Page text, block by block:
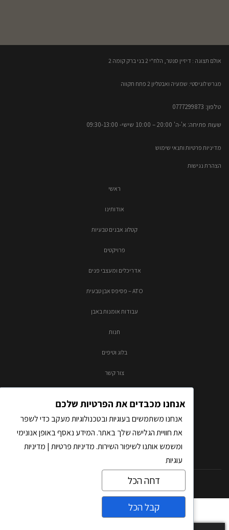
אולם תצוגה : דיזיין סנטר, הלח"י 2 בני ברק קומה 2​
מגרש לוגיסטי: שמעיה ואבטליון 2 פתח תקווה
טלפון: 0777299873​
שעות פתיחה: א'-ה' 20:00 – 10:00​​ שישי- 09:30-13:00
מדיניות פרטיות ותנאי שימוש
הצהרת נגישות
ראשי
אודותינו
קטלוג אבנים טבעיות
פרויקטים
אדריכלים ומעצבי פנים
ATO – פסיפס אבן טבעית
עבודות אומנות באבן
חנות
בלוג וטיפים
צור קשר
כל הזכויות שמורות לאבסולוטו בע"מ |
אנחנו מכבדים את הפרטיות שלכם
אנחנו משתמשים בעוגיות ובטכנולוגיות מעקב כדי לשפר
את חוויית הגלישה שלך באתר. המידע נאסף באופן אנונימי
ומשמש אותנו לשיפור השירות.מדיניות פרטיות| מדיניות
עוגיות
דחה הכל
קבל הכל